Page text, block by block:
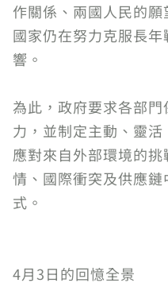
作關係、兩國人民的
國家仍在努力克服長
響。
為此，政府要求各部
力，並制定主動、靈
應對來自外部環境的
情、國際衝突及供應
式。
4月3日的回憶全景